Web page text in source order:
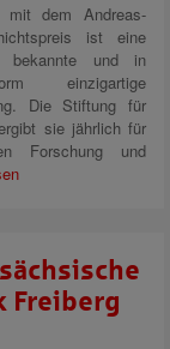
mit dem Andreas-
ist eine
bekannte und in
einzigartige
Die Stiftung für
sie jährlich für
Forschung und
Freiberg